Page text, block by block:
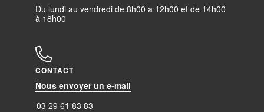
Du lundi au vendredi de 8h00 à 12h00 et de 14h00
à 18h00
CONTACT
Nous envoyer un e-mail
03 29 61 83 83